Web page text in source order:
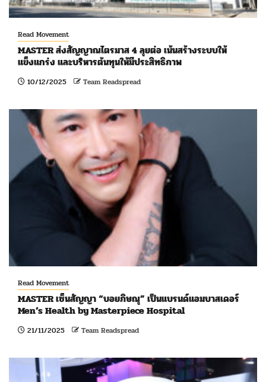
Read Movement
MASTER ส่งสัญญาณไตรมาส 4 ลุยต่อ เน้นสร้างระบบให้
แข็งแกร่ง และบริหารต้นทุนให้มีประสิทธิภาพ
10/12/2025 Team Readspread
Read Movement
MASTER เซ็นสัญญา “บอยภิษณุ” เป็นแบรนด์แอมบาสเดอร์
Men’s Health by Masterpiece Hospital
21/11/2025 Team Readspread